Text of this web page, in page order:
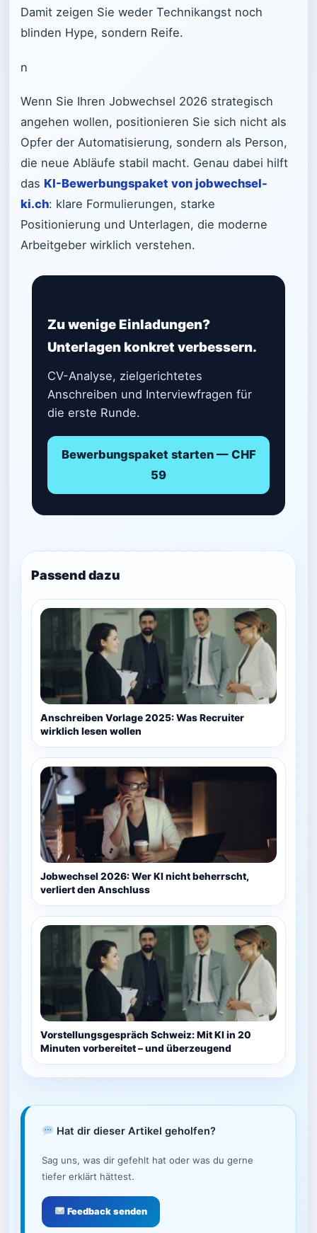
Damit zeigen Sie weder Technikangst noch
blinden Hype, sondern Reife.
n
Wenn Sie Ihren Jobwechsel 2026 strategisch
angehen wollen, positionieren Sie sich nicht als
Opfer der Automatisierung, sondern als Person,
die neue Abläufe stabil macht. Genau dabei hilft
das KI-Bewerbungspaket von jobwechsel-
ki.ch: klare Formulierungen, starke
Positionierung und Unterlagen, die moderne
Arbeitgeber wirklich verstehen.
Zu wenige Einladungen?
Unterlagen konkret verbessern.
CV-Analyse, zielgerichtetes
Anschreiben und Interviewfragen für
die erste Runde.
Bewerbungspaket starten — CHF
59
Passend dazu
Anschreiben Vorlage 2025: Was Recruiter
wirklich lesen wollen
Jobwechsel 2026: Wer KI nicht beherrscht,
verliert den Anschluss
Vorstellungsgespräch Schweiz: Mit KI in 20
Minuten vorbereitet – und überzeugend
Hat dir dieser Artikel geholfen?
Sag uns, was dir gefehlt hat oder was du gerne
tiefer erklärt hättest.
Feedback senden